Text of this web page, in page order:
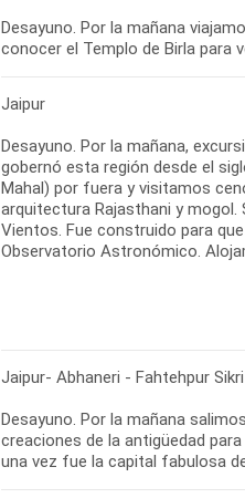
Desayuno. Por la mañana
conocer el Templo de Birla para
Jaipur
Desayuno. Por la mañana,
gobernó esta región desde el
Mahal) por fuera y visitamos
arquitectura Rajasthani y
Vientos. Fue construido para
Observatorio Astronómico.
Jaipur- Abhaneri - Fahtehpur
Desayuno. Por la mañana
creaciones de la antigüedad
una vez fue la capital fabulosa